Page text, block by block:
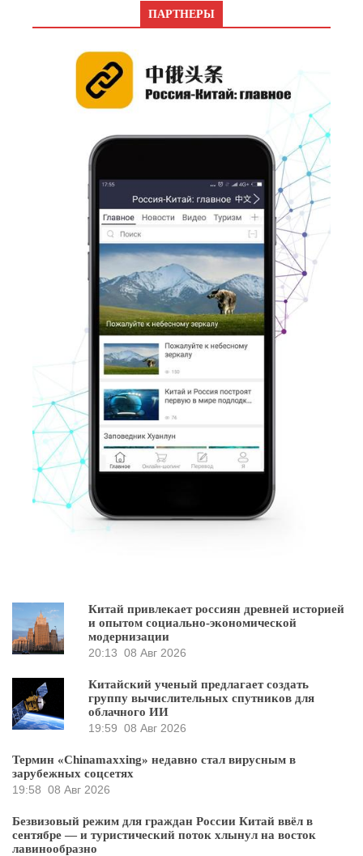
ПАРТНЕРЫ
Китай привлекает россиян древней историей
и опытом социально-экономической
модернизации
20:13 08 Авг 2026
Китайский ученый предлагает создать
группу вычислительных спутников для
облачного ИИ
19:59 08 Авг 2026
Термин «Chinamaxxing» недавно стал вирусным в
зарубежных соцсетях
19:58 08 Авг 2026
Безвизовый режим для граждан России Китай ввёл в
сентябре — и туристический поток хлынул на восток
лавинообразно